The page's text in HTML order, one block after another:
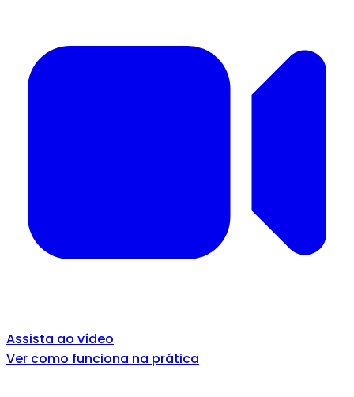
Assista ao vídeo
Ver como funciona na prática